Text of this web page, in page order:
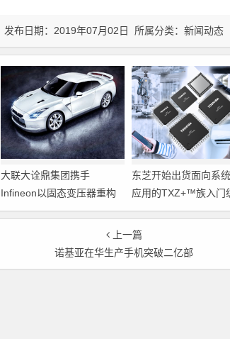
发布日期：2019年07月02日 所属分类： 新闻动态
大联大诠鼎集团携手
Infineon以固态变压器重构
配电效率新标杆
东芝开始出货面向系
应用的TXZ+™族入门
M4V组（搭载Arm
Cortex‑M4内核的标准
制器）工程样品
上一篇
诺基亚在华生产手机突破二亿部